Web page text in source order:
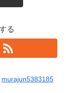
る
murajun5383185